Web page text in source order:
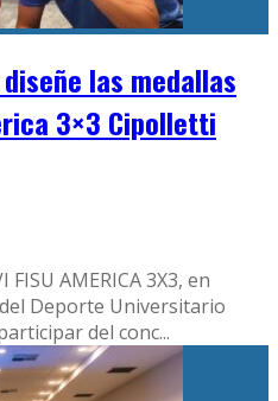
las medallas
3×3 Cipolletti
AMERICA 3X3, en
Deporte Universitario
del conc...